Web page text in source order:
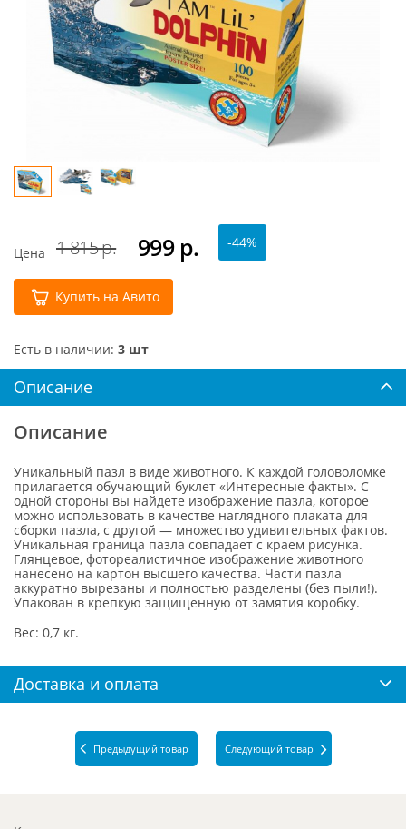
Цена 1 815 р. 999 р. -44%
Купить на Авито
Есть в наличии: 3 шт
Описание
Описание
Уникальный пазл в виде животного. К каждой головоломке
прилагается обучающий буклет «Интересные факты». С
одной стороны вы найдете изображение пазла, которое
можно использовать в качестве наглядного плаката для
сборки пазла, с другой — множество удивительных фактов.
Уникальная граница пазла совпадает с краем рисунка.
Глянцевое, фотореалистичное изображение животного
нанесено на картон высшего качества. Части пазла
аккуратно вырезаны и полностью разделены (без пыли!).
Упакован в крепкую защищенную от замятия коробку.
Вес: 0,7 кг.
Доставка и оплата
Предыдущий товар Следующий товар